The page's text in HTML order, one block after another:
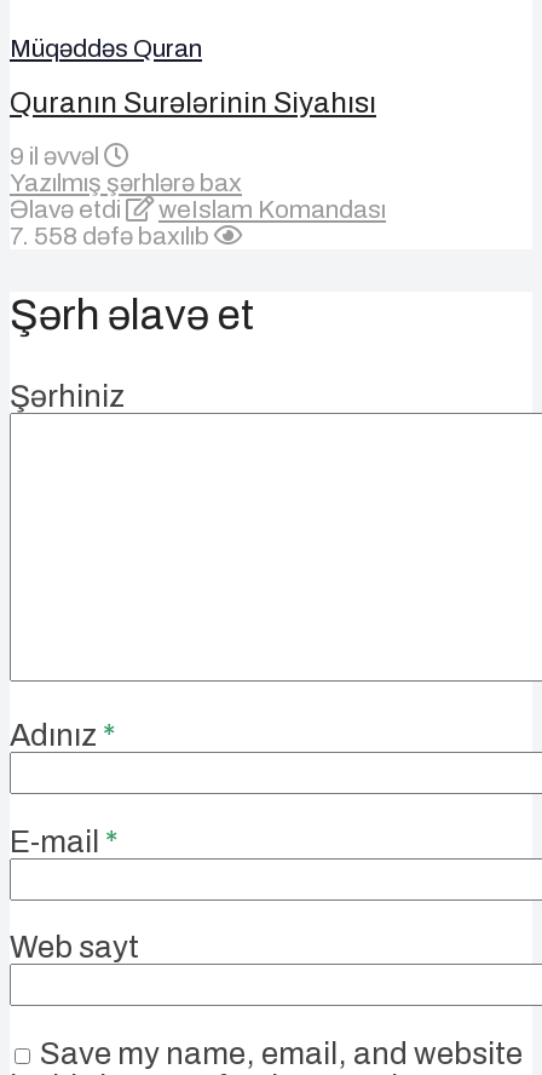
Müqəddəs Quran
Quranın Surələrinin Siyahısı
9 il əvvəl
Yazılmış şərhlərə bax
Əlavə etdi
weIslam Komandası
7. 558 dəfə baxılıb
Şərh əlavə et
Şərhiniz
Adınız *
E-mail *
Web sayt
Save my name, email, and website